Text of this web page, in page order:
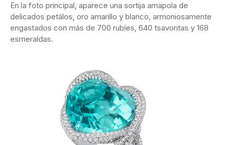
En la foto principal, aparece una sortija amapola de
delicados petálos, oro amarillo y blanco, armoniosamente
engastados con más de 700 rubíes, 640 tsavoritas y 168
esmeraldas.